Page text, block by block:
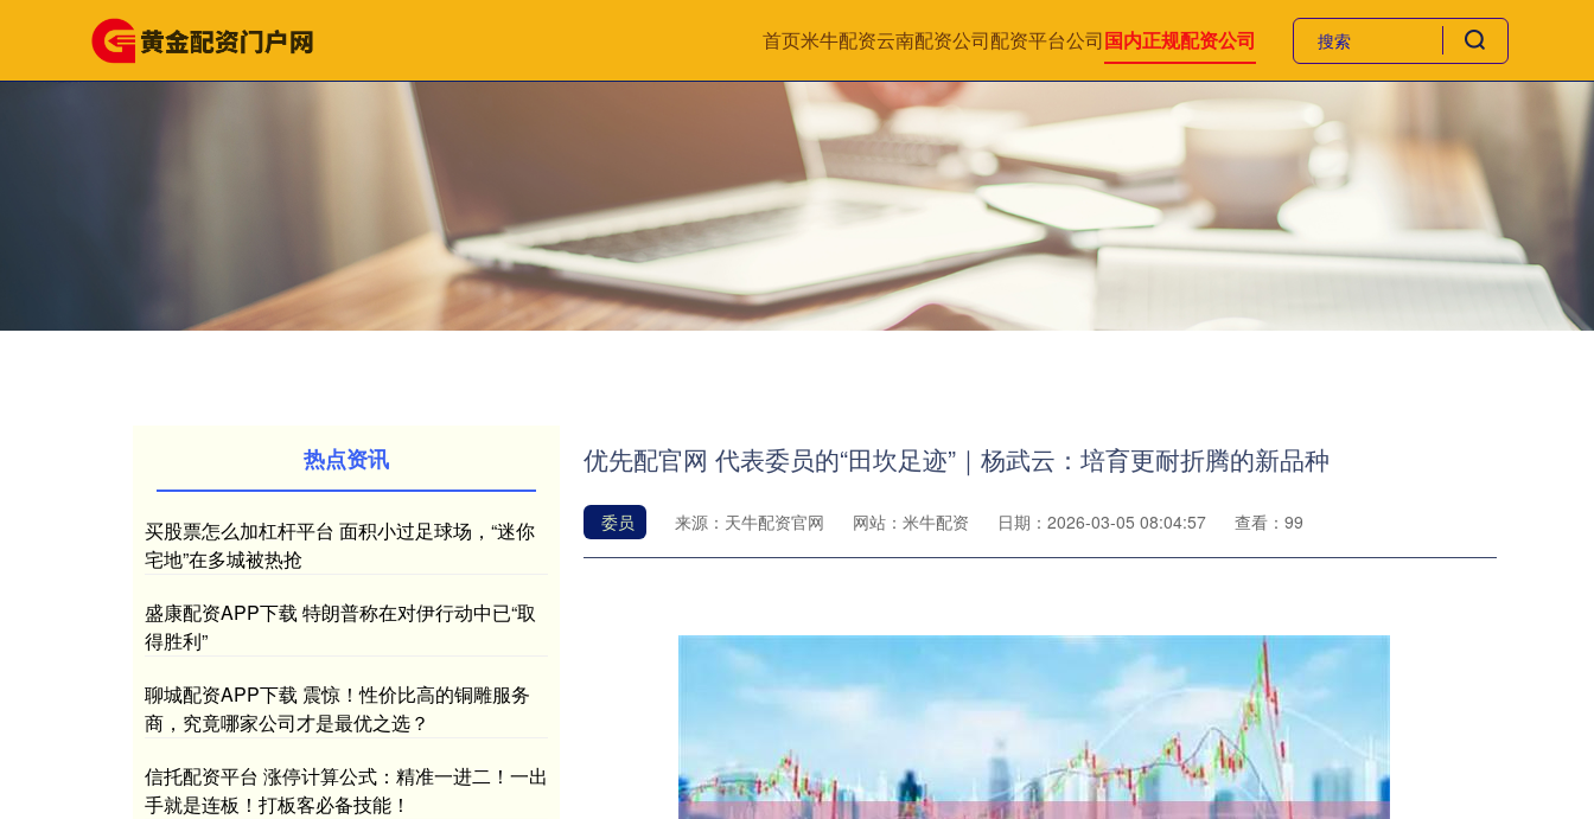
首页米牛配资云南配资公司配资平台公司国内正规配资公司
优先配官网 代表委员的“田坎足迹”｜杨武云：培育更耐折腾的新品种
委员 来源：天牛配资官网 网站：米牛配资 日期：2026-03-05 08:04:57 查看：99
热点资讯
买股票怎么加杠杆平台 面积小过足球场，“迷你
宅地”在多城被热抢
盛康配资APP下载 特朗普称在对伊行动中已“取
得胜利”
聊城配资APP下载 震惊！性价比高的铜雕服务
商，究竟哪家公司才是最优之选？
信托配资平台 涨停计算公式：精准一进二！一出
手就是连板！打板客必备技能！